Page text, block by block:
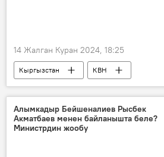
14 Жалган Куран 2024, 18:25
Кыргызстан
КВН
Марат Жуманалиев
Алымкадыр Бейшеналиев Рысбек
Акматбаев менен байланышта беле?
Министрдин жообу